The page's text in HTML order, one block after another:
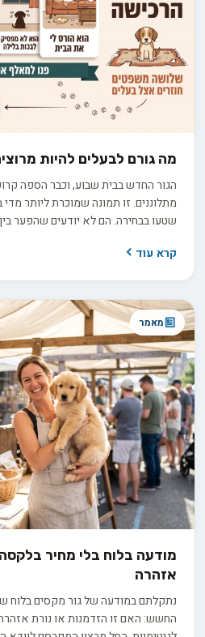
מה גורם לבעלים להיות
הגור החדש בבית שבוע, וכבר הספה
מתלוננים. זו תמונה שמוכרת ליותר
שטעו בבחירה. הם לא יודעים שהפער
הן ששביעות רצון ארוכת טווח היא
קרא עוד
מאמר
מודעה בלוח בלי מחיר
אזהרה
נתקלתם במודעה של גור מקסים בלוח
החשש: האם זו הזדמנות או נורת